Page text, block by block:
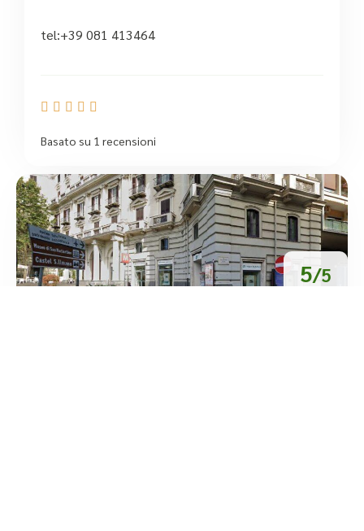
tel:+39 081 413464
    
Basato su 1 recensioni
5/5